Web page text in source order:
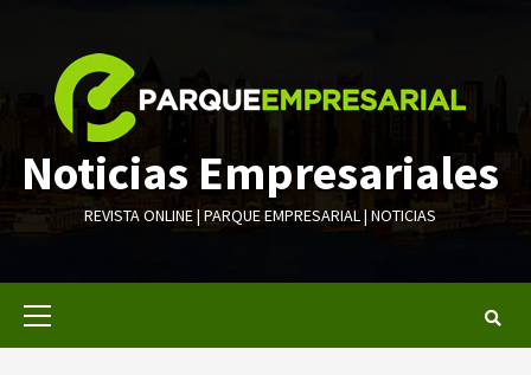
contenido
Noticias Empresariales
REVISTA ONLINE | PARQUE EMPRESARIAL | NOTICIAS